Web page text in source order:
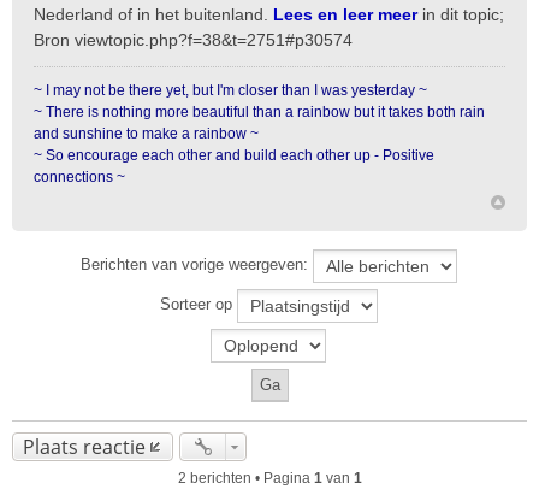
Nederland of in het buitenland. Lees en leer meerin dit topic;
Bron viewtopic.php?f=38&t=2751#p30574
~ I may not be there yet, but I'm closer than I was yesterday ~
~ There is nothing more beautiful than a rainbow but it takes both rain
and sunshine to make a rainbow ~
~ So encourage each other and build each other up - Positive
connections ~
Berichten van vorige weergeven:
Sorteer op
Plaats reactie
2 berichten • Pagina 1van 1